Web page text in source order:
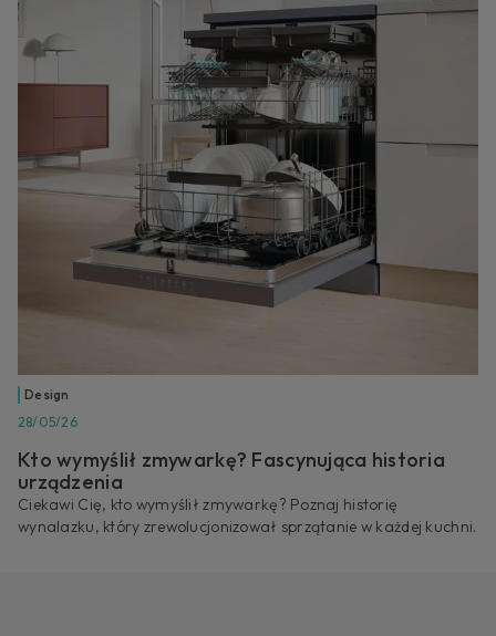
Design
28/05/26
Kto wymyślił zmywarkę? Fascynująca historia
urządzenia
Ciekawi Cię, kto wymyślił zmywarkę? Poznaj historię
wynalazku, który zrewolucjonizował sprzątanie w każdej kuchni.